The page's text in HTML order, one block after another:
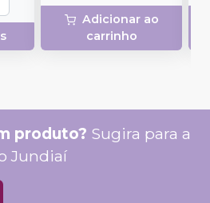
Adicionar ao
carrinho
produto? Sugira para a
Jundiaí